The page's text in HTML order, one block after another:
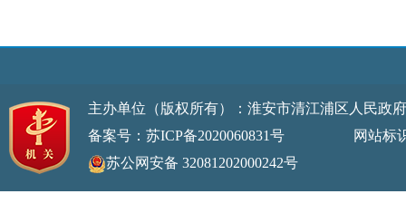
主办单位（版权所有）：淮安市清江浦区人民
备案号：苏ICP备2020060831号
网站标识码
苏公网安备 32081202000242号